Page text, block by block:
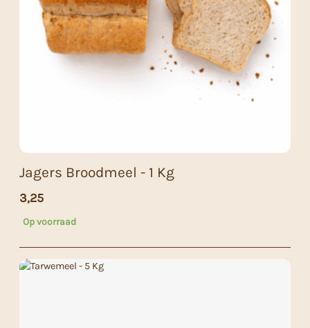
Jagers Broodmeel - 1 Kg
3,25
Op voorraad